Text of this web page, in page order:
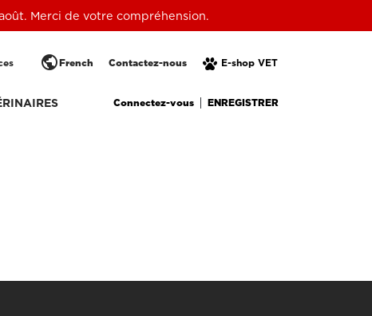
Merci de votre compréhension.
E-shop VET
Contactez-nous
publicFrench
Connectez-vous ENREGISTRER